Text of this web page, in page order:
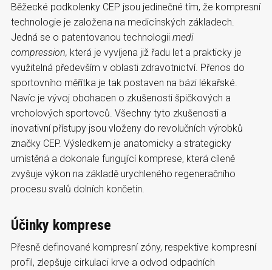
Běžecké podkolenky CEP jsou jedinečné tím, že kompresní
technologie je založena na medicínských základech.
Jedná se o patentovanou technologii medi
compression, která je vyvíjena již řadu let a prakticky je
využitelná především v oblasti zdravotnictví. Přenos do
sportovního měřítka je tak postaven na bázi lékařské.
Navíc je vývoj obohacen o zkušenosti špičkových a
vrcholových sportovců. Všechny tyto zkušenosti a
inovativní přístupy jsou vloženy do revolučních výrobků
značky CEP. Výsledkem je anatomicky a strategicky
umístěná a dokonale fungující komprese, která cíleně
zvyšuje výkon na základě urychleného regeneračního
procesu svalů dolních končetin.
Účinky komprese
Přesně definované kompresní zóny, respektive kompresní
profil, zlepšuje cirkulaci krve a odvod odpadních